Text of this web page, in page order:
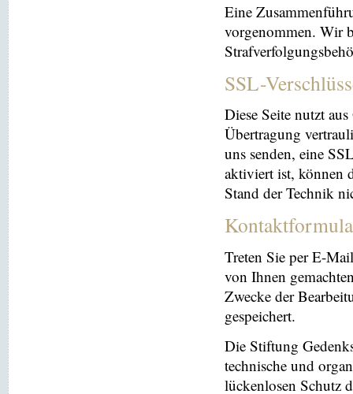
Eine
vorgenommen. Wir
SSL-
Diese Seite nutzt
Übertragung
uns senden, eine
aktiviert ist, können
Stand der Technik
Treten Sie per E-
von Ihnen
Zwecke der
gespeichert.
Die Stiftung
technische und
lückenlosen Schutz